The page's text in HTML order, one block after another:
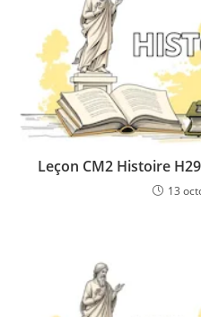
Leçon CM2 Histoire
13